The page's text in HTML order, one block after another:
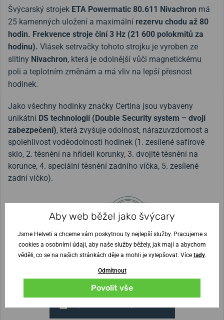
Švýcarský strojek ETA Powermatic 80.611 Nivachron má
25 kamenných uložení a maximální rezervu chodu až 80
hodin. Frekvence stroje činí 3 Hz (21 600 polokmitů za
hodinu). Vlásek setrvačky tohoto strojku je vyroben ze
slitiny Nivachron, která je odolnější vůči magnetickému
poli a teplotním změnám a má vliv na lepší přesnost
hodinek.
Jako všechny hodinky značky Certina jsou vybaveny
unikátní DS technologií (Double Security system – dvojí
zabezpečení), která zvyšuje odolnost, nárazuvzdornost a
spolehlivost voděodolnosti hodinek (1. zesílené safírové
sklo, 2. těsnění na hřídeli korunky, 3. dvojité těsnění na
korunce, 4. speciální těsnění zadního víčka, 5. zesílené
zadní víčko).
Šířka řemínku
15 mm
Výška pouzdra Průměr pouzdra
34,5 mm
Nejste si jisti velikostí?
Aby web běžel jako švýcary
Jsme Helveti a chceme vám poskytnou ty nejlepší služby. Pracujeme s
cookies a osobními údaji, aby naše služby běžely, jak mají a abychom
věděli, co se na našich stránkách děje a mohli je vylepšovat. Více tady.
Odmítnout
Povolit vše